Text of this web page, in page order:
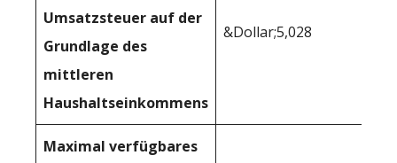
Umsatzsteuer auf der
Grundlage des
mittleren
Haushaltseinkommens
&Dollar;5,028
Maximal verfügbares